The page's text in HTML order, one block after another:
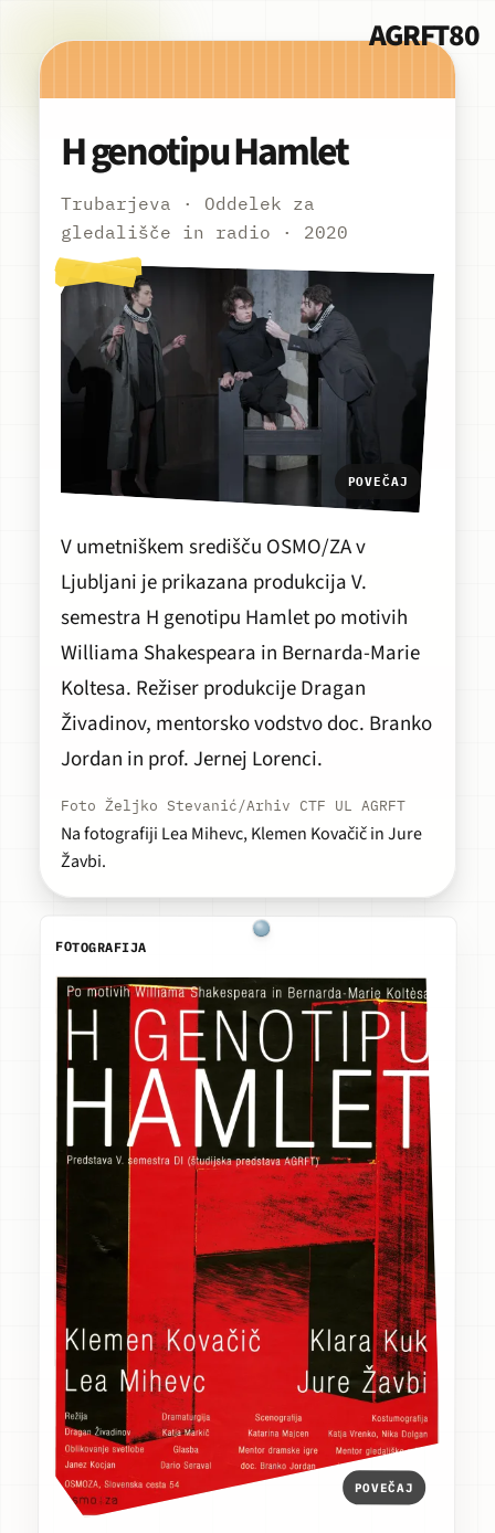
AGRFT80
H genotipu Hamlet
Trubarjeva · Oddelek za
gledališče in radio · 2020
POVEČAJ
V umetniškem središču OSMO/ZA v
Ljubljani je prikazana produkcija V.
semestra H genotipu Hamletpo motivih
Williama Shakespeara in Bernarda-Marie
Koltesa. Režiser produkcije Dragan
Živadinov, mentorsko vodstvo doc. Branko
Jordan in prof. Jernej Lorenci.
Foto Željko Stevanić/Arhiv CTF UL AGRFT
Na fotografiji Lea Mihevc, Klemen Kovačič in Jure
Žavbi.
FOTOGRAFIJA
POVEČAJ